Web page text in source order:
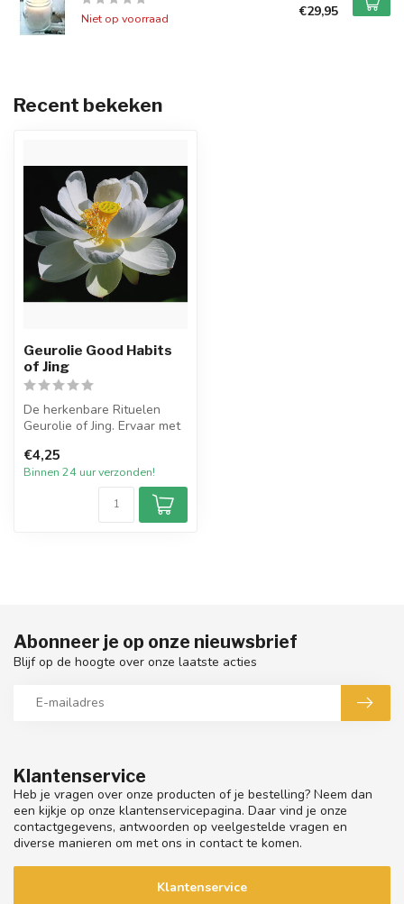
Niet op voorraad
€29,95
Recent bekeken
Geurolie Good Habits
of Jing
De herkenbare Rituelen
Geurolie of Jing. Ervaar met
oo...
€4,25
Binnen 24 uur verzonden!
Klantenservice
Heb je vragen over onze producten of je bestelling? Neem dan
een kijkje op onze klantenservicepagina. Daar vind je onze
contactgegevens, antwoorden op veelgestelde vragen en
diverse manieren om met ons in contact te komen.
Klantenservice
Abonneer je op onze nieuwsbrief
Blijf op de hoogte over onze laatste acties